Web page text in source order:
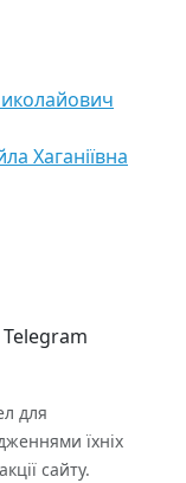
Хаганіївна
Telegram
для
їхніх
сайту.